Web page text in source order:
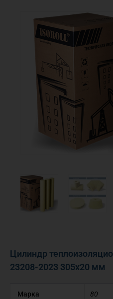
Цилиндр
23208-2023 305х20 мм
Марка 80